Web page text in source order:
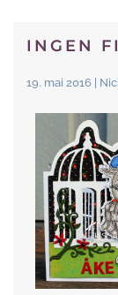
INGEN
19. mai 2016 |